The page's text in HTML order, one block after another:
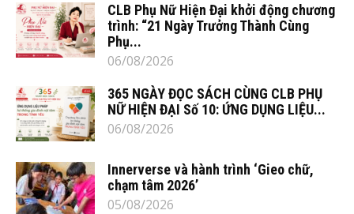
CLB Phụ Nữ Hiện Đại khởi động chương
trình: “21 Ngày Trưởng Thành Cùng
Phụ...
06/08/2026
365 NGÀY ĐỌC SÁCH CÙNG CLB PHỤ
NỮ HIỆN ĐẠI Số 10: ỨNG DỤNG LIỆU...
06/08/2026
Innerverse và hành trình ‘Gieo chữ,
chạm tâm 2026’
05/08/2026